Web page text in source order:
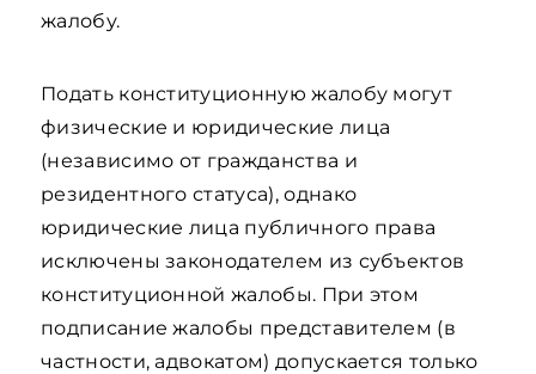
жалобу.
Подать конституционную жалобу могут
физические и юридические лица
(независимо от гражданства и
резидентного статуса), однако
юридические лица публичного права
исключены законодателем из субъектов
конституционной жалобы. При этом
подписание жалобы представителем (в
частности, адвокатом) допускается только